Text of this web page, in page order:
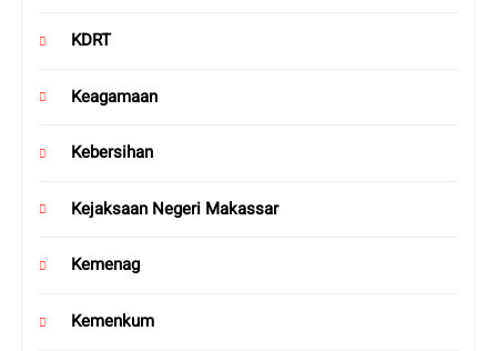
KDRT
Keagamaan
Kebersihan
Kejaksaan Negeri Makassar
Kemenag
Kemenkum